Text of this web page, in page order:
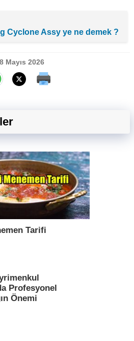
Cyclone Assy ye ne demek ?
Mayıs 2026
Tarifi
Profesyonel
Önemi